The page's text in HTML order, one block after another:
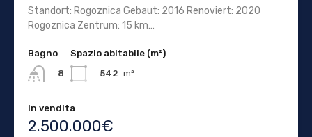
Standort: Rogoznica Gebaut: 2016 Renoviert: 2020
Rogoznica Zentrum: 15 km…
Bagno
8
Spazio abitabile (m²)
542 m²
In vendita
2.500.000€